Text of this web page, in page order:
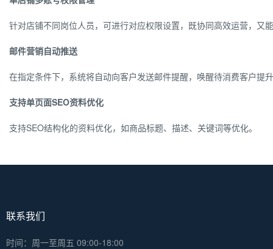
针对店铺不同岗位人员，可进行对应权限设置，既协同高效运营，又能
邮件营销自动推送
在指定条件下，系统将自动向客户发送邮件提醒，唤醒待消费客户提升
支持单页面SEO资料优化
支持SEO结构化的资料优化，如商品标题、描述、关键词等优化。
联系我们
时间：周一至周五 09:00-18:00